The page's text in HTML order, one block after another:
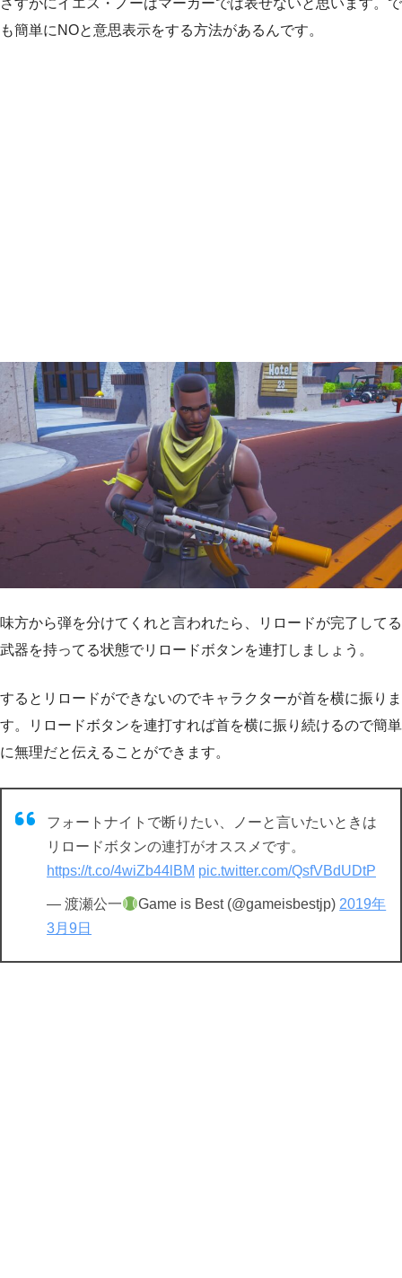
さすがにイエス・ノーはマーカーでは表せないと思います。で
も簡単にNOと意思表示をする方法があるんです。
味方から弾を分けてくれと言われたら、リロードが完了してる
武器を持ってる状態でリロードボタンを連打しましょう。
するとリロードができないのでキャラクターが首を横に振りま
す。リロードボタンを連打すれば首を横に振り続けるので簡単
に無理だと伝えることができます。
フォートナイトで断りたい、ノーと言いたいときは
リロードボタンの連打がオススメです。
https://t.co/4wiZb44lBM pic.twitter.com/QsfVBdUDtP
— 渡瀬公一 Game is Best (@gameisbestjp) 2019年
3月9日